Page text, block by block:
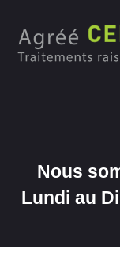
Nous
Lundi au